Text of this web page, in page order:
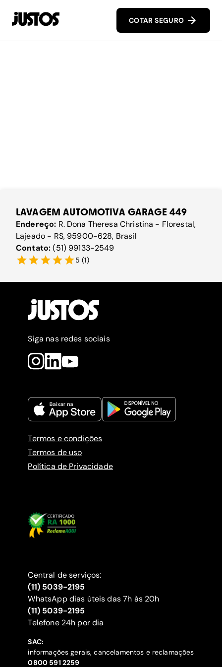
COTAR SEGURO
LAVAGEM AUTOMOTIVA GARAGE 449
Endereço: R. Dona Theresa Christina - Florestal,
Lajeado - RS, 95900-628, Brasil
Contato:(51) 99133-2549
5 (1)
Siga nas redes sociais
Termos e condições
Termos de uso
Política de Privacidade
Central de serviços:
(11) 5039-2195
WhatsApp dias úteis das 7h às 20h
(11) 5039-2195
‍Telefone 24h por dia
SAC:
informações gerais, cancelamentos e reclamações
‍0800 591 2259